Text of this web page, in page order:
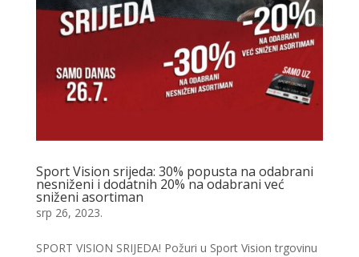
Sport Vision srijeda: 30% popusta na odabrani
nesniženi i dodatnih 20% na odabrani već
sniženi asortiman
srp 26, 2023.
SPORT VISION SRIJEDA! Požuri u Sport Vision trgovinu